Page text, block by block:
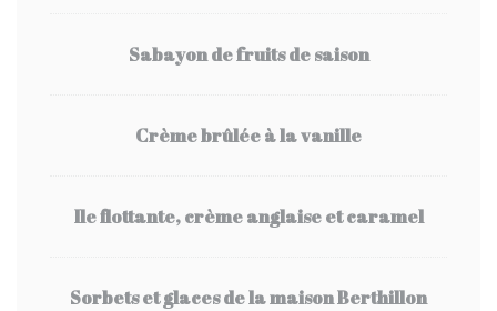
Sabayon de fruits de saison
Crème brûlée à la vanille
Ile flottante, crème anglaise et caramel
Sorbets et glaces de la maison Berthillon